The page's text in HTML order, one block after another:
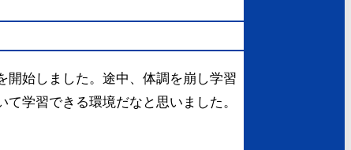
開始しました。途中、体調を崩し学習
学習できる環境だなと思いました。